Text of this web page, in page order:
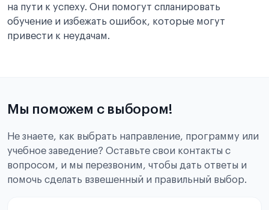
на пути к успеху. Они помогут спланировать
обучение и избежать ошибок, которые могут
привести к неудачам.
Мы поможем с выбором!
Не знаете, как выбрать направление, программу или
учебное заведение? Оставьте свои контакты с
вопросом, и мы перезвоним, чтобы дать ответы и
помочь сделать взвешенный и правильный выбор.